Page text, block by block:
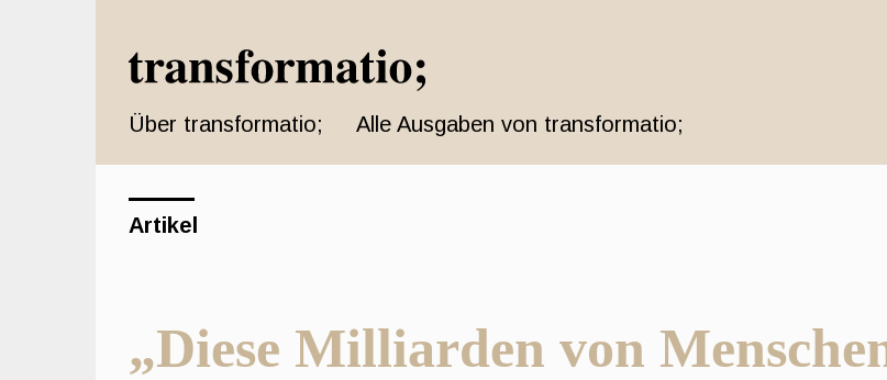
Seiteninhalt
springen
Sidebar
Über transformatio; Alle Ausgaben von transformatio;
Artikel
„Diese Milliarden von